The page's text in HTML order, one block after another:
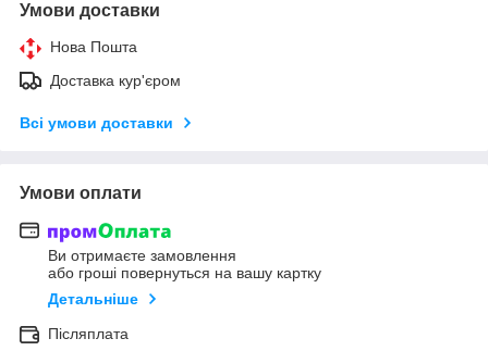
Умови доставки
Нова Пошта
Доставка кур'єром
Всі умови доставки
Умови оплати
Ви отримаєте замовлення
або гроші повернуться на вашу картку
Детальніше
Післяплата